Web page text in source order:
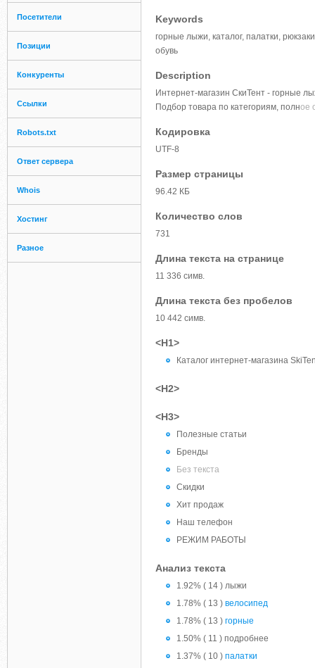
Посетители
Позиции
Конкуренты
Ссылки
Robots.txt
Ответ сервера
Whois
Хостинг
Разное
Keywords
горные лыжи, каталог, палатки,
обувь
Description
Интернет-магазин СкиТент - горные
Подбор товара по категориям, полное
Кодировка
UTF-8
Размер страницы
96.42 КБ
Количество слов
731
Длина текста на странице
11 336 симв.
Длина текста без пробелов
10 442 симв.
<H1>
Каталог интернет-магазина
<H2>
<H3>
Полезные статьи
Бренды
Без текста
Скидки
Хит продаж
Наш телефон
РЕЖИМ РАБОТЫ
Анализ текста
1.92% ( 14 ) лыжи
1.78% ( 13 ) велосипед
1.78% ( 13 ) горные
1.50% ( 11 ) подробнее
1.37% ( 10 ) палатки